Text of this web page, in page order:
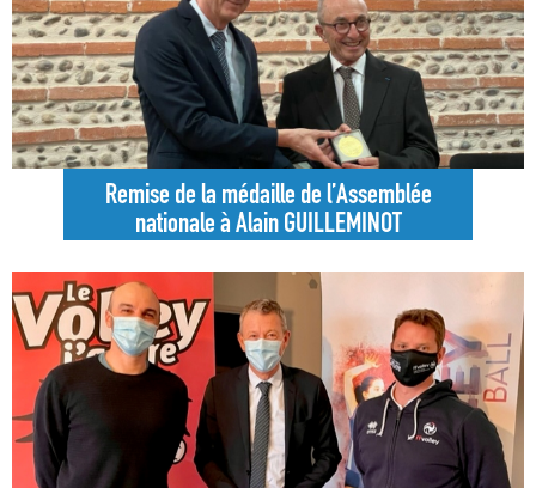
Remise de la médaille de l’Assemblée
nationale à Alain GUILLEMINOT